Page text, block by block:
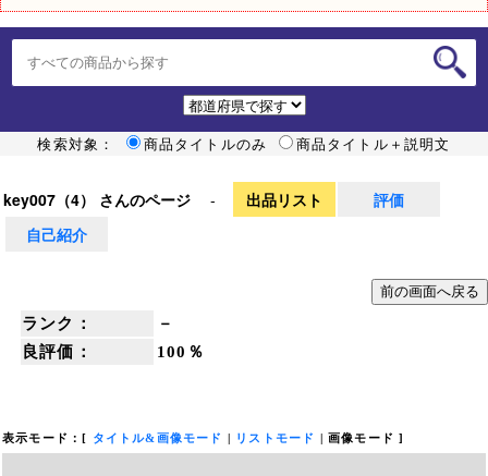
検索対象： 商品タイトルのみ 商品タイトル＋説明文
key007（4） さんのページ - 出品リスト
評価
自己紹介
ランク：
－
良評価：
100％
表示モード：[ タイトル&画像モード リストモード |画像モード ]